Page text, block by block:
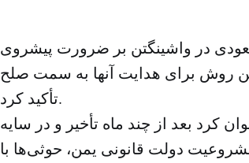
در واشینگتن بر ضرورت پیشروی
روش برای هدایت آنها به سمت صلح
تأکید کرد.
کرد بعد از چند ماه تأخیر و در سایه
دولت قانونی یمن، حوثی‌ها با